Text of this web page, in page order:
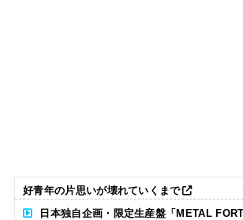
好青年の片思いが壊れていくまで
日本独自企画・限定生産盤「METAL